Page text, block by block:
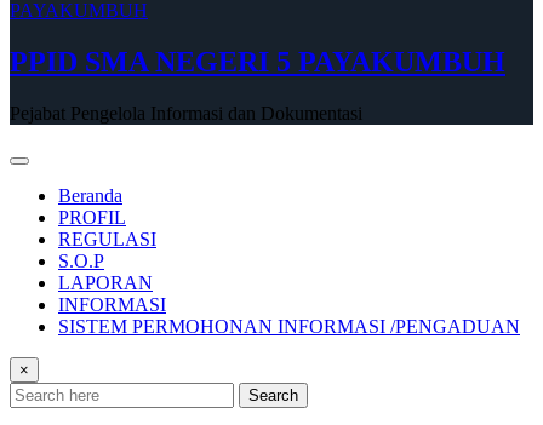
PPID SMA NEGERI 5 PAYAKUMBUH
Pejabat Pengelola Informasi dan Dokumentasi
Beranda
PROFIL
REGULASI
S.O.P
LAPORAN
INFORMASI
SISTEM PERMOHONAN INFORMASI /PENGADUAN
×
Search